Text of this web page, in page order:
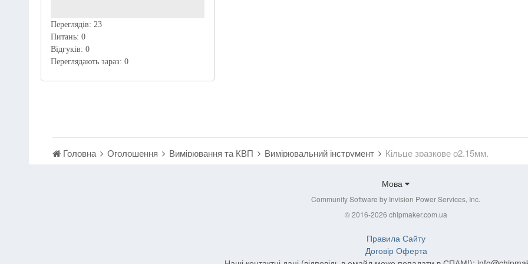
Переглядів: 23
Питань: 0
Відгуків: 0
Переглядають зараз: 0
Головна Оголошення Вимірювання та КВП Вимірювальний інструмент Кільце зразкове о2.15мм.
Мова
Community Software by Invision Power Services, Inc.
© 2016-2026 chipmaker.com.ua
Правила Сайту
Договір Оферта